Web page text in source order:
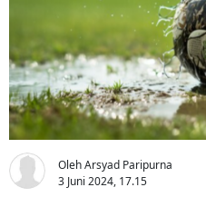
Oleh Arsyad Paripurna
3 Juni 2024, 17.15